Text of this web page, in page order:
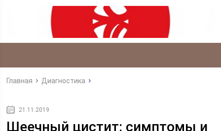
Главная Диагностика
21.11.2019
Шеечный цистит: симптомы и